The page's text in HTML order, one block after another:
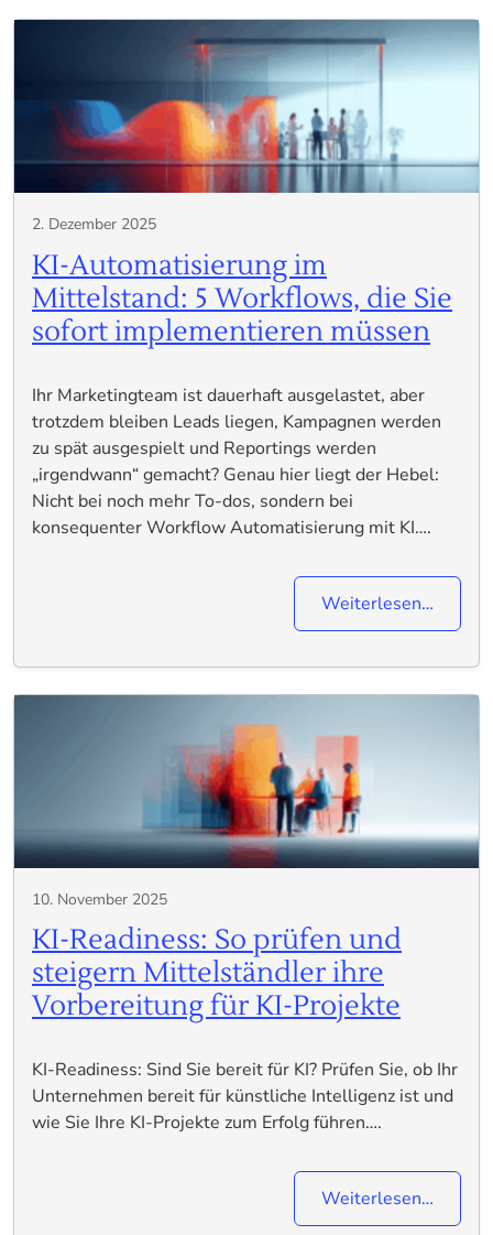
2. Dezember 2025
KI-Automatisierung im
Mittelstand: 5 Workflows, die Sie
sofort implementieren müssen
Ihr Marketingteam ist dauerhaft ausgelastet, aber
trotzdem bleiben Leads liegen, Kampagnen werden
zu spät ausgespielt und Reportings werden
„irgendwann“ gemacht? Genau hier liegt der Hebel:
Nicht bei noch mehr To-dos, sondern bei
konsequenter Workflow Automatisierung mit KI….
Weiterlesen…
10. November 2025
KI-Readiness: So prüfen und
steigern Mittelständler ihre
Vorbereitung für KI-Projekte
KI-Readiness: Sind Sie bereit für KI? Prüfen Sie, ob Ihr
Unternehmen bereit für künstliche Intelligenz ist und
wie Sie Ihre KI-Projekte zum Erfolg führen….
Weiterlesen…